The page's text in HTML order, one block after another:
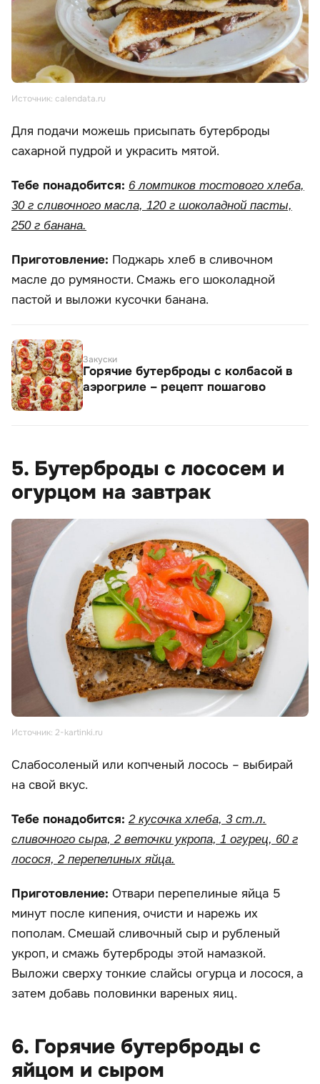
Источник: calendata.ru
Для подачи можешь присыпать бутерброды
сахарной пудрой и украсить мятой.
Тебе понадобится: 6 ломтиков тостового хлеба,
30 г сливочного масла, 120 г шоколадной пасты,
250 г банана.
Приготовление: Поджарь хлеб в сливочном
масле до румяности. Смажь его шоколадной
пастой и выложи кусочки банана.
Закуски
Горячие бутерброды с колбасой в
аэрогриле – рецепт пошагово
5. Бутерброды с лососем и
огурцом на завтрак
Источник: 2-kartinki.ru
Слабосоленый или копченый лосось – выбирай
на свой вкус.
Тебе понадобится: 2 кусочка хлеба, 3 ст.л.
сливочного сыра, 2 веточки укропа, 1 огурец, 60 г
лосося, 2 перепелиных яйца.
Приготовление: Отвари перепелиные яйца 5
минут после кипения, очисти и нарежь их
пополам. Смешай сливочный сыр и рубленый
укроп, и смажь бутерброды этой намазкой.
Выложи сверху тонкие слайсы огурца и лосося, а
затем добавь половинки вареных яиц.
6. Горячие бутерброды с
яйцом и сыром